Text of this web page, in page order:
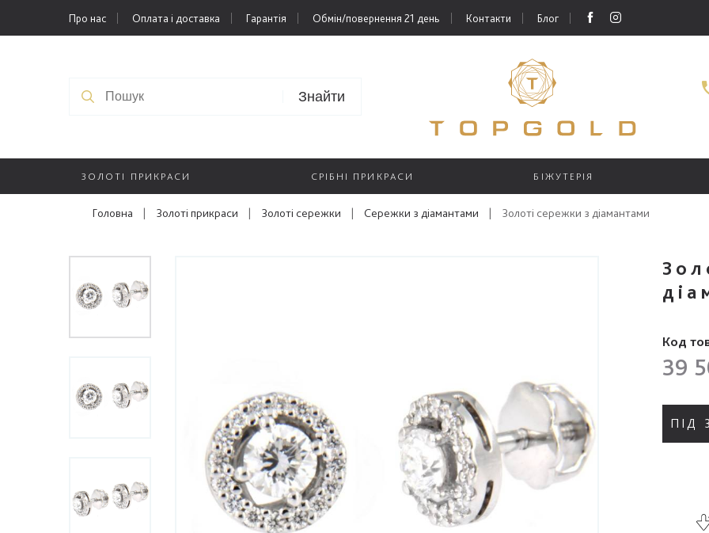
Про нас Оплата і доставка Гарантія Обмін/повернення 21 день Контакти Блог
Знайти
ЗОЛОТІ ПРИКРАСИ СРІБНІ ПРИКРАСИ БІЖУТЕРІЯ
Головна | Золоті прикраси | Золоті сережки | Сережки з діамантами | Золоті сережки з діамантами
Код
39
ПІД